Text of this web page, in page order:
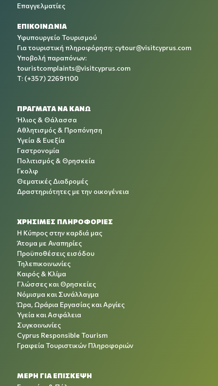
Επαγγελματίες
ΕΠΙΚΟΙΝΩΝΙΑ
Υφυπουργείο Τουρισμού
Για τουριστική πληροφόρηση: cytour@visitcyprus.com
Υποβολή παραπόνων:
touristcomplaints@visitcyprus.com
T: (+357) 22691100
ΠΡΑΓΜΑΤΑ ΝΑ ΚΑΝΩ
Ήλιος & Θάλασσα
Αθλητισμός & Προπόνηση
Υγεία & Ευεξία
Γαστρονομία
Πολιτισμός & Θρησκεία
Γκολφ
Θεματικές Διαδρομές
Δραστηριότητες με την οικογένεια
ΧΡΉΣΙΜΕΣ ΠΛΗΡΟΦΟΡΊΕΣ
Η Κύπρος στην καρδιά μας
Άτομα με Αναπηρίες
Προϋποθέσεις εισόδου
Τηλεπικοινωνίες
Καιρός & Κλίμα
Γλώσσες και Θρησκείες
Νόμισμα και Συνάλλαγμα
Ώρα, Ωράρια Εργασίας και Αργίες
Υγεία και Ασφάλεια
Συγκοινωνίες
Cyprus Responsible Tourism
Γραφεία Τουριστικών Πληροφοριών
ΜΕΡΗ ΓΙΑ ΕΠΙΣΚΕΨΗ